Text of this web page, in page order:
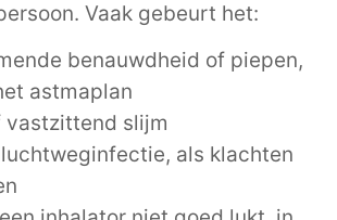
Vaak gebeurt het:
benauwdheid of piepen,
astmaplan
vastzittend slijm
als klachten